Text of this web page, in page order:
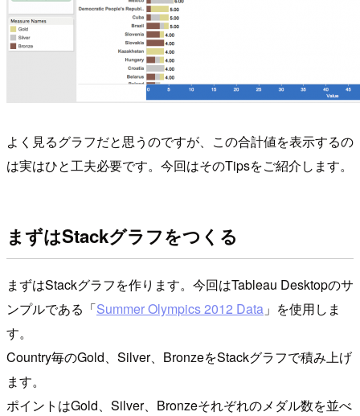
よく見るグラフだと思うのですが、この合計値を表示するの
は実はひと工夫必要です。今回はそのTipsをご紹介します。
まずはStackグラフをつくる
まずはStackグラフを作ります。今回はTableau Desktopのサ
ンプルである「Summer Olympics 2012 Data 」を使用しま
す。
Country毎のGold、Silver、BronzeをStackグラフで積み上げ
ます。
ポイントはGold、Silver、Bronzeそれぞれのメダル数を並べ